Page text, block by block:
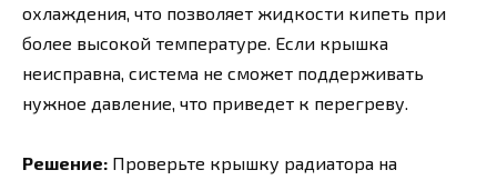
охлаждения, что позволяет жидкости кипеть при
более высокой температуре. Если крышка
неисправна, система не сможет поддерживать
нужное давление, что приведет к перегреву.
Решение: Проверьте крышку радиатора на